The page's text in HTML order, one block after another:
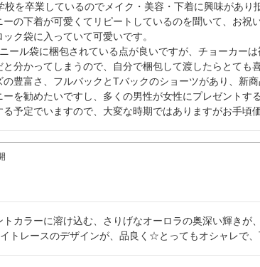
を卒業しているのでメイク・美容・下着に興味があり
の下着が可愛くてリピートしているのを聞いて、お祝
ク袋に入っていて可愛いです。
ール袋に梱包されている点が良いですが、チョーカー
分かってしまうので、自分で梱包して渡したらとても
豊富さ、フルバックとTバックのショーツがあり、新
を勧めたいですし、多くの男性が女性にプレゼントす
カラーに溶け込む、さりげなオーロラの奥深い輝き
トレースのデザインが、品良く☆とってもオシャレで